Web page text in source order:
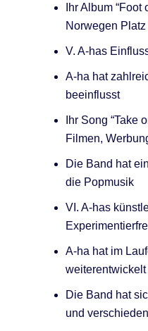
Ihr Album
Norwegen
V. A-has
A-ha hat
beeinflusst
Ihr Song “Take
Filmen,
Die Band hat
die Popmusik
VI. A-has
A-ha hat im
Die Band hat
und